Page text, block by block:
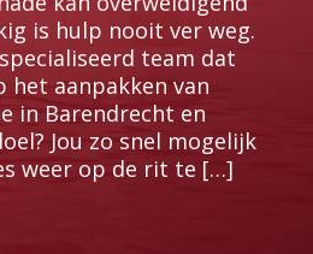
is hulp nooit ver weg.​
team dat
het aanpakken van
in Barendrecht en
Jou zo snel mogelijk
weer op de rit te […]